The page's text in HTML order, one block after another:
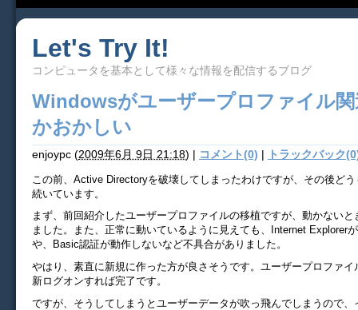
Let's Try It!
コンピュータを基本として様々な情報を配信するブログ
Windowsがユーザープロファイル
かおかしい
enjoypc (2009年6月 9日 21:18) | コメント(0) | トラックバック
この前、Active Directoryを破壊してしまったわけですが、その後ど
続いています。
まず、前回紹介したユーザープロファイルの移植ですが、動かない
ました。また、正常に動いているように見えても、Internet Explorer
や、Basic認証が動作しないなど不具合がありました。
やはり、素直に新規に作った方が良さそうです。ユーザープロファイ
新ログオンすれば完了です。
ですが、そうしてしまうとユーザーデータが吹っ飛んでしまうので、